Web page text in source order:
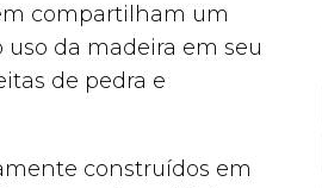
compartilham um
da madeira em seu
de pedra e
construídos em